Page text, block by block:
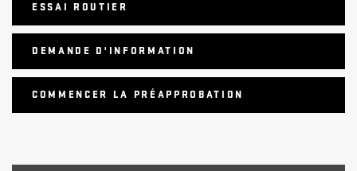
ESSAI ROUTIER
DEMANDE D'INFORMATION
COMMENCER LA PRÉAPPROBATION